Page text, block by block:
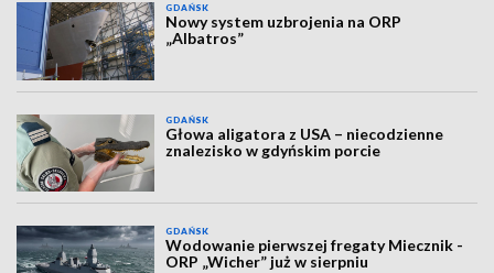
GDAŃSK
Nowy system uzbrojenia na ORP
„Albatros”
GDAŃSK
Głowa aligatora z USA – niecodzienne
znalezisko w gdyńskim porcie
GDAŃSK
Wodowanie pierwszej fregaty Miecznik -
ORP „Wicher” już w sierpniu